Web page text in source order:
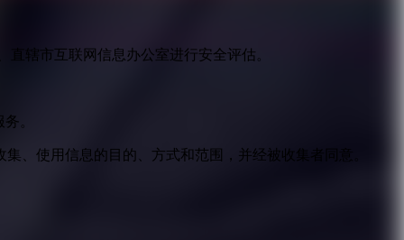
辖市互联网信息办公室进行安全评估。
。
、使用信息的目的、方式和范围，并经被收集者同意。